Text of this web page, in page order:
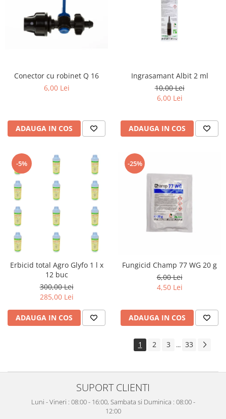
Conector cu robinet Q 16
6,00 Lei
ADAUGA IN COS
Ingrasamant Albit 2 ml
10,00 Lei
6,00 Lei
ADAUGA IN COS
-5%
Erbicid total Agro Glyfo 1 l x
12 buc
300,00 Lei
285,00 Lei
ADAUGA IN COS
-25%
Fungicid Champ 77 WG 20 g
6,00 Lei
4,50 Lei
ADAUGA IN COS
1 2 3 ... 33
SUPORT CLIENTI
Luni - Vineri : 08:00 - 16:00, Sambata si Duminica : 08:00 -
12:00